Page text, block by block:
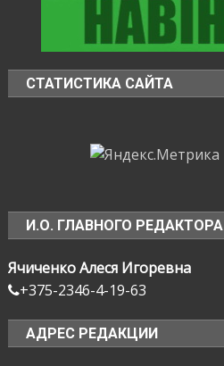
СТАТИСТИКА САЙТА
И.О. ГЛАВНОГО РЕДАКТОРА
Ячиченко Алеся Игоревна
+375-2346-4-19-63
АДРЕС РЕДАКЦИИ